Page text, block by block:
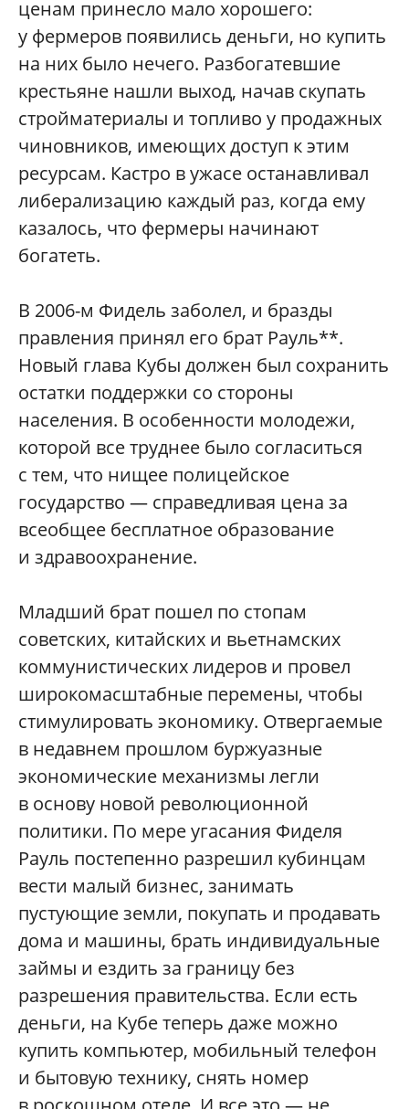
ценам принесло мало хорошего:
у фермеров появились деньги, но купить
на них было нечего. Разбогатевшие
крестьяне нашли выход, начав скупать
стройматериалы и топливо у продажных
чиновников, имеющих доступ к этим
ресурсам. Кастро в ужасе останавливал
либерализацию каждый раз, когда ему
казалось, что фермеры начинают
богатеть.
В 2006-м Фидель заболел, и бразды
правления принял его брат Рауль**.
Новый глава Кубы должен был сохранить
остатки поддержки со стороны
населения. В особенности молодежи,
которой все труднее было согласиться
с тем, что нищее полицейское
государство — справедливая цена за
всеобщее бесплатное образование
и здравоохранение.
Младший брат пошел по стопам
советских, китайских и вьетнамских
коммунистических лидеров и провел
широкомасштабные перемены, чтобы
стимулировать экономику. Отвергаемые
в недавнем прошлом буржуазные
экономические механизмы легли
в основу новой революционной
политики. По мере угасания Фиделя
Рауль постепенно разрешил кубинцам
вести малый бизнес, занимать
пустующие земли, покупать и продавать
дома и машины, брать индивидуальные
займы и ездить за границу без
разрешения правительства. Если есть
деньги, на Кубе теперь даже можно
купить компьютер, мобильный телефон
и бытовую технику, снять номер